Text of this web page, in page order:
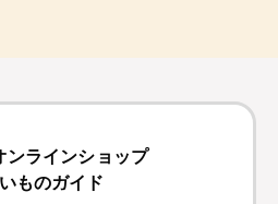
ンラインショップ
ものガイド